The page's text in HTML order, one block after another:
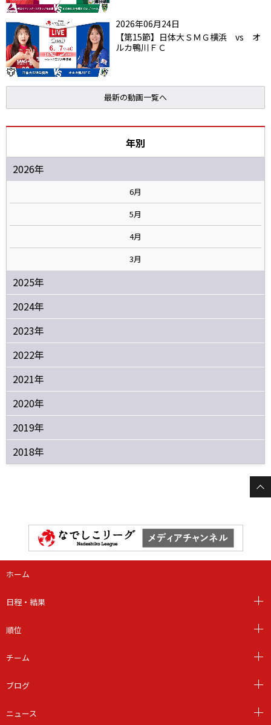
2026年06月24日
【第15節】日体大ＳＭＧ横浜 vs オ
ルカ鴨川ＦＣ
最新の動画一覧へ
年別
2026年
6月
5月
4月
3月
2025年
2024年
2023年
2022年
2021年
2020年
2019年
2018年
ホーム
日程・結果
順位
チーム
ブログ
ニュース